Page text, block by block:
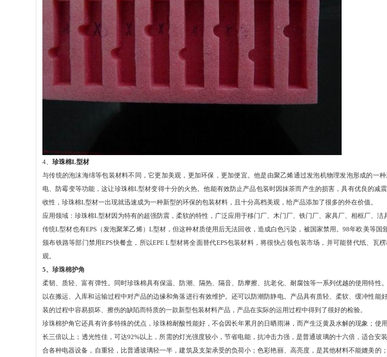
4、 珍珠棉L型材
与传统的泡沫海绵等包装材料不同，它更加美观，更加环保，更加便宜。他是由聚乙烯通过发泡机物理发泡形成的一
电、防霉变等功能，这让珍珠棉L型材变得十分的火热。他能有效防止产品包装时因抹茶而产生的损害，具有优良的减
收性，珍珠棉L型材一出现就迅速成为一种新型的环保的包装材料，且十分高档美观，给产品添加了很多的外在价值。
应用领域：珍珠棉L型材因为特有的超强防震，柔软的特性，广泛应用于移门厂、木门厂、铁门厂、家具厂、相框厂、洁
传统L型材也有EPS（发泡聚苯乙烯）L型材，但这种材质使用后无法回收，造成白色污染，被国家禁用。98年欧美等国
颁布铁路等部门禁用EPS快餐盒，所以EPE L型材将全面替代EPS包装材料，将很快占领包装市场，并可能替代纸、瓦
观。
5、 珍珠棉护角
柔韧、质轻、富有弹性。同时珍珠棉具有保温、防潮、隔热、隔音、防摩擦、抗老化、耐腐蚀等一系列优越的使用特性
以在搬运、入库和运输过程中对产品的边缘和角落进行有效维护。还可以防潮防静电。产品具有质轻、柔软、缓冲性能
装的过程中容易损坏、擦伤的缺陷而特质的一款新型包装材料产品，产品在实际的运用过程中得到了很好的检验。
珍珠棉护角它还具有许多特殊的优点，珍珠棉耐酸性能好，不会因长年累月的日晒雨淋，而产生泛黄及水解的现象；使
长三倍以上；透光性佳，可达92%以上，所需的灯光强度较小，节省电能，抗冲击力强，是普通玻璃的十六倍，适合安
合各种电器设备，自重轻，比普通玻璃轻一半，建筑及支架承受的负荷小；色彩艳丽、高亮度，是其他材料不能媲美的